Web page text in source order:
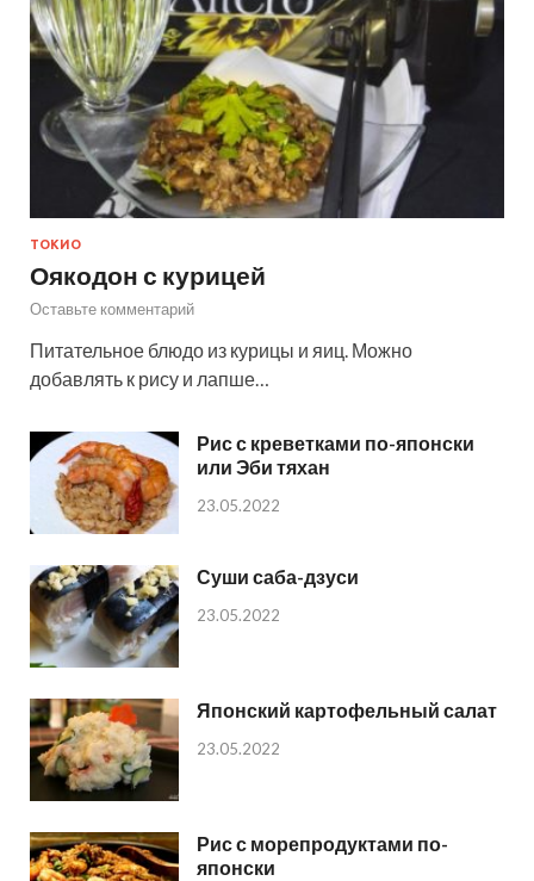
ТОКИО
Оякодон с курицей
Оставьте комментарий
Питательное блюдо из курицы и яиц. Можно
добавлять к рису и лапше…
Рис с креветками по-японски
или Эби тяхан
23.05.2022
Суши саба-дзуси
23.05.2022
Японский картофельный салат
23.05.2022
Рис с морепродуктами по-
японски